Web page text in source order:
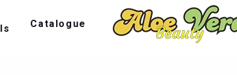
Catalogue